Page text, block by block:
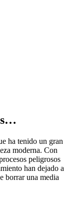
ha tenido un gran
moderna. Con
peligrosos
han dejado a
borrar una media